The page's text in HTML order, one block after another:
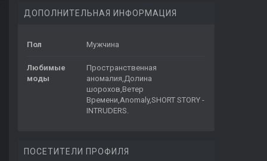
ДОПОЛНИТЕЛЬНАЯ ИНФОРМАЦИЯ
Пол Мужчина
Любимые
моды
Пространственная
аномалия,Долина
шорохов,Ветер
Времени,Anomaly,SHORT STORY -
INTRUDERS.
ПОСЕТИТЕЛИ ПРОФИЛЯ